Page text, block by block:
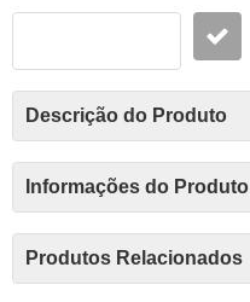
Descrição do Produto
Informações do Produto
Produtos Relacionados